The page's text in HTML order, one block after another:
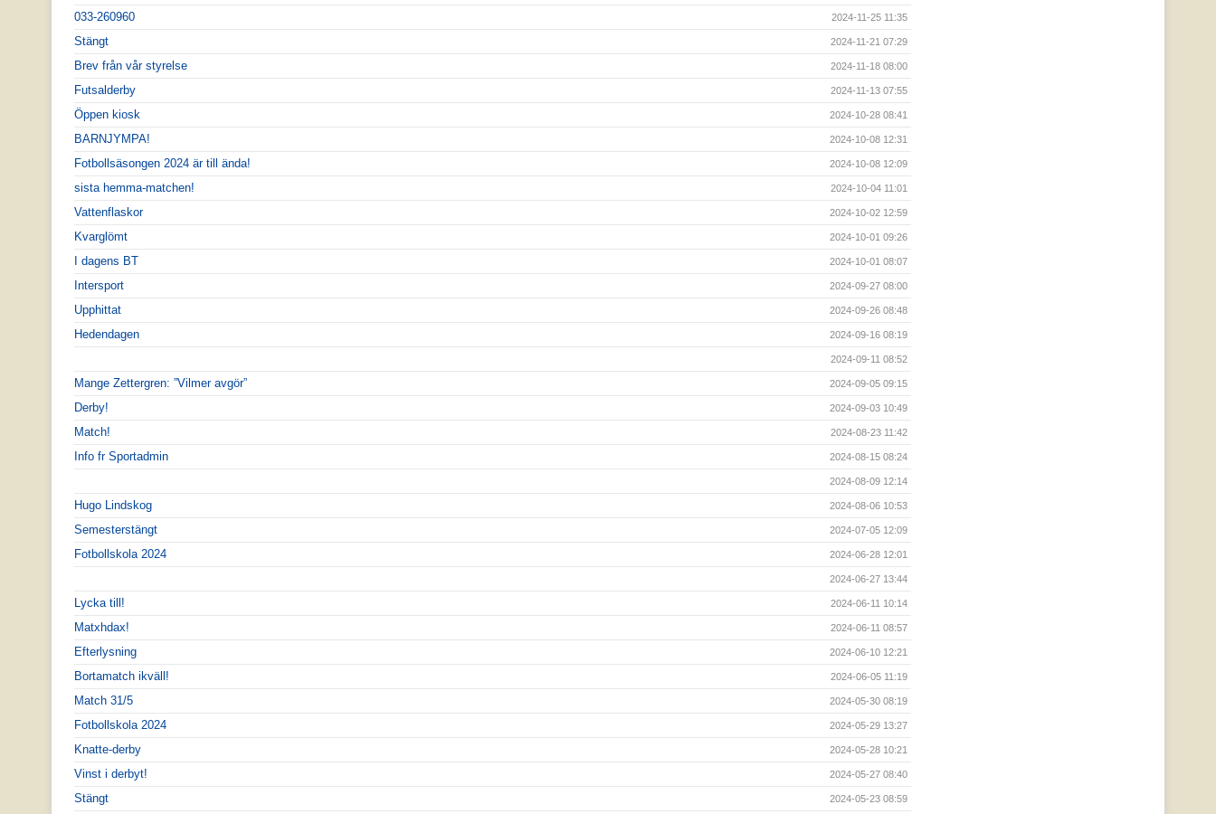
033-260960 2024-11-25 11:35
Stängt 2024-11-21 07:29
Brev från vår styrelse 2024-11-18 08:00
Futsalderby 2024-11-13 07:55
Öppen kiosk 2024-10-28 08:41
BARNJYMPA! 2024-10-08 12:31
Fotbollsäsongen 2024 är till ända! 2024-10-08 12:09
sista hemma-matchen! 2024-10-04 11:01
Vattenflaskor 2024-10-02 12:59
Kvarglömt 2024-10-01 09:26
I dagens BT 2024-10-01 08:07
Intersport 2024-09-27 08:00
Upphittat 2024-09-26 08:48
Hedendagen 2024-09-16 08:19
2024-09-11 08:52
Mange Zettergren: ”Vilmer avgör” 2024-09-05 09:15
Derby! 2024-09-03 10:49
Match! 2024-08-23 11:42
Info fr Sportadmin 2024-08-15 08:24
2024-08-09 12:14
Hugo Lindskog 2024-08-06 10:53
Semesterstängt 2024-07-05 12:09
Fotbollskola 2024 2024-06-28 12:01
2024-06-27 13:44
Lycka till! 2024-06-11 10:14
Matxhdax! 2024-06-11 08:57
Efterlysning 2024-06-10 12:21
Bortamatch ikväll! 2024-06-05 11:19
Match 31/5 2024-05-30 08:19
Fotbollskola 2024 2024-05-29 13:27
Knatte-derby 2024-05-28 10:21
Vinst i derbyt! 2024-05-27 08:40
Stängt 2024-05-23 08:59